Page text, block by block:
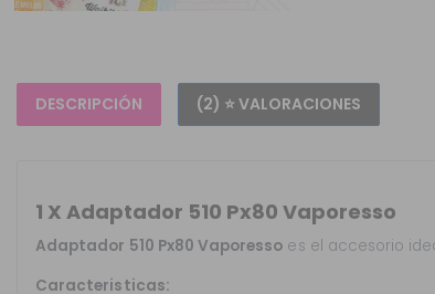
DESCRIPCIÓN (2) ⭐ VALORACIONES
1 X Adaptador 510 Px80 Vaporesso
Adaptador 510 Px80 Vaporesso es el accesorio
Caracteristicas: